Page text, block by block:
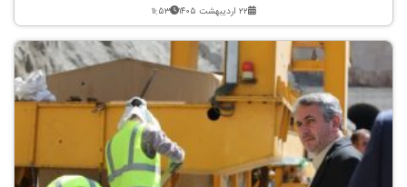
۲۲ اردیبهشت ۱۴۰۵ ۱۱:۵۳